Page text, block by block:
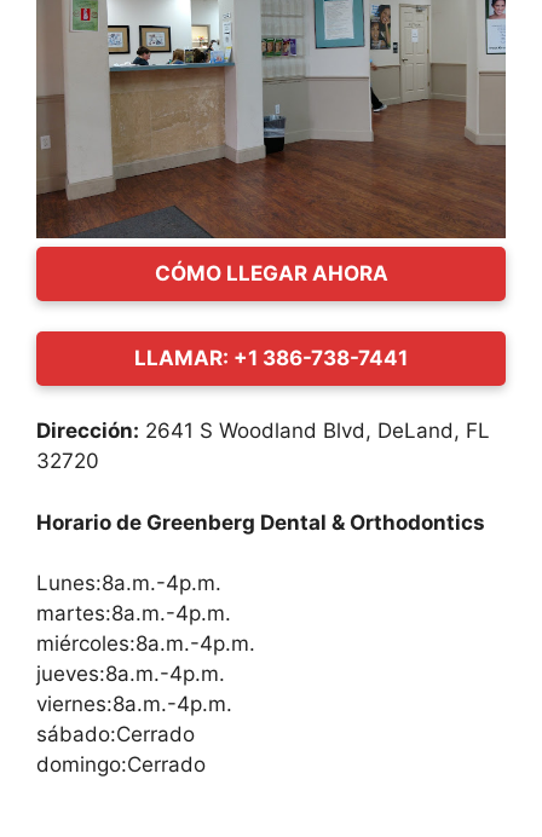
CÓMO LLEGAR AHORA
LLAMAR: +1 386-738-7441
Dirección: 2641 S Woodland Blvd, DeLand, FL
32720
Horario de Greenberg Dental & Orthodontics
Lunes:8a.m.-4p.m.
martes:8a.m.-4p.m.
miércoles:8a.m.-4p.m.
jueves:8a.m.-4p.m.
viernes:8a.m.-4p.m.
sábado:Cerrado
domingo:Cerrado